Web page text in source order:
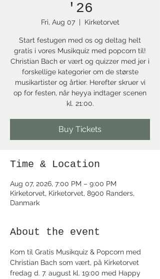
'26
Fri, Aug 07
  |
Kirketorvet
Start festugen med os og deltag helt
gratis i vores Musikquiz med popcorn til!
Christian Bach er vært og quizzer med jer i
forskellige kategorier om de største
musikartister og årtier. Herefter skruer vi
op for festen, når heyya indtager scenen
kl. 21:00.
Buy Tickets
Time & Location
Aug 07, 2026, 7:00 PM – 9:00 PM
Kirketorvet, Kirketorvet, 8900 Randers,
Danmark
About the event
Kom til Gratis Musikquiz & Popcorn med
Christian Bach som vært, på Kirketorvet
fredag d. 7. august kl. 19:00 med Happy